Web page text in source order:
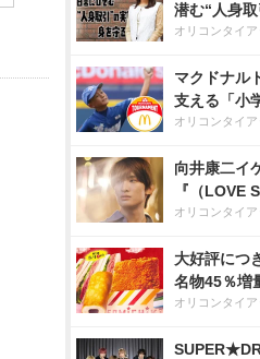
潜む“人身
オリコンタイ
マクドナル
支える「小
オリコンタイ
向井康二イ
『（LOVE
オリコンタイ
大好評につ
名物45％増
オリコンタイ